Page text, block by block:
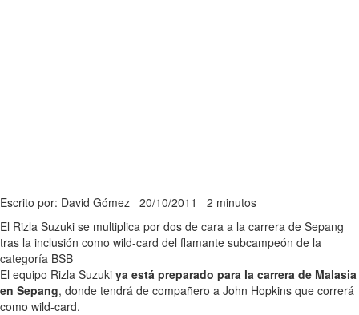
Escrito por: David Gómez 20/10/2011 2 minutos
El Rizla Suzuki se multiplica por dos de cara a la carrera de Sepang
tras la inclusión como wild-card del flamante subcampeón de la
categoría BSB
El equipo Rizla Suzuki ya está preparado para la carrera de Malasia
en Sepang, donde tendrá de compañero a John Hopkins que correrá
como wild-card.